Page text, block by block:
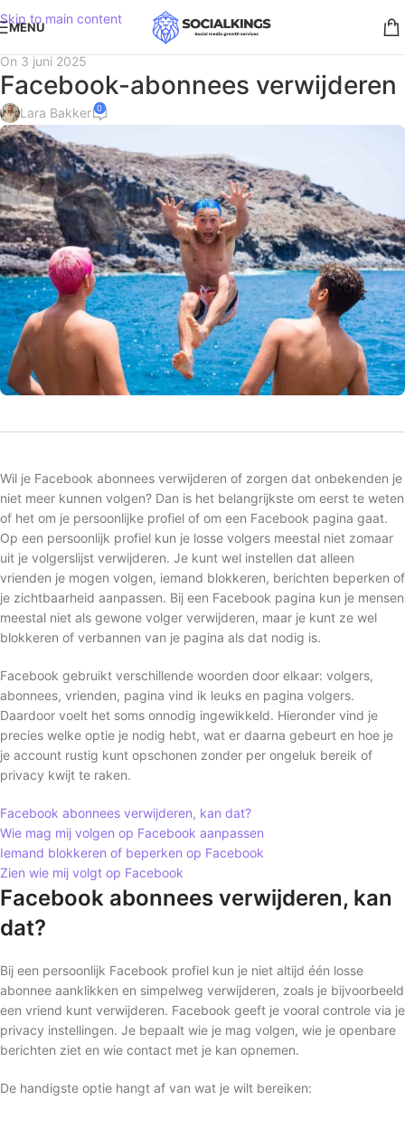
Skip to main content
MENU
On 3 juni 2025
Facebook-abonnees verwijderen
Lara Bakker 0
Wil je Facebook abonnees verwijderen of zorgen dat onbekenden je
niet meer kunnen volgen? Dan is het belangrijkste om eerst te weten
of het om je persoonlijke profiel of om een Facebook pagina gaat.
Op een persoonlijk profiel kun je losse volgers meestal niet zomaar
uit je volgerslijst verwijderen. Je kunt wel instellen dat alleen
vrienden je mogen volgen, iemand blokkeren, berichten beperken of
je zichtbaarheid aanpassen. Bij een Facebook pagina kun je mensen
meestal niet als gewone volger verwijderen, maar je kunt ze wel
blokkeren of verbannen van je pagina als dat nodig is.
Facebook gebruikt verschillende woorden door elkaar: volgers,
abonnees, vrienden, pagina vind ik leuks en pagina volgers.
Daardoor voelt het soms onnodig ingewikkeld. Hieronder vind je
precies welke optie je nodig hebt, wat er daarna gebeurt en hoe je
je account rustig kunt opschonen zonder per ongeluk bereik of
privacy kwijt te raken.
Facebook abonnees verwijderen, kan dat?
Wie mag mij volgen op Facebook aanpassen
Iemand blokkeren of beperken op Facebook
Zien wie mij volgt op Facebook
Facebook abonnees verwijderen, kan
dat?
Bij een persoonlijk Facebook profiel kun je niet altijd één losse
abonnee aanklikken en simpelweg verwijderen, zoals je bijvoorbeeld
een vriend kunt verwijderen. Facebook geeft je vooral controle via je
privacy instellingen. Je bepaalt wie je mag volgen, wie je openbare
berichten ziet en wie contact met je kan opnemen.
De handigste optie hangt af van wat je wilt bereiken: